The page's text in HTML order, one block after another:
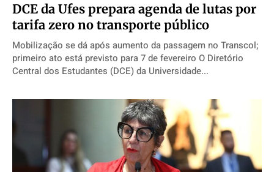
DCE da Ufes prepara agenda de lutas por
tarifa zero no transporte público
Mobilização se dá após aumento da passagem no Transcol;
primeiro ato está previsto para 7 de fevereiro O Diretório
Central dos Estudantes (DCE) da Universidade...